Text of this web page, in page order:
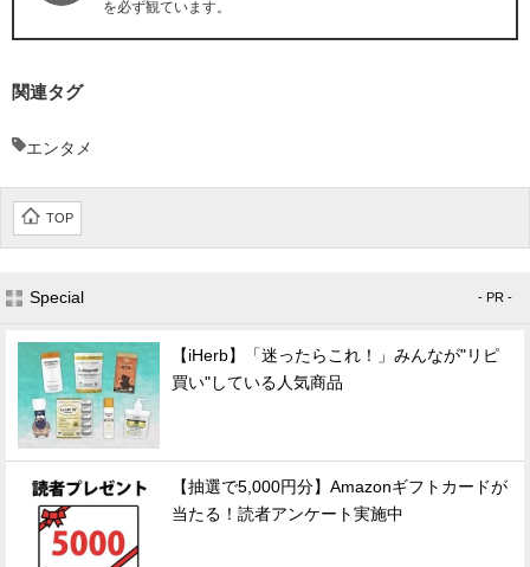
を必ず観ています。
関連タグ
エンタメ
TOP
Special - PR -
【iHerb】「迷ったらこれ！」みんなが"リピ
買い"している人気商品
【抽選で5,000円分】Amazonギフトカードが
当たる！読者アンケート実施中